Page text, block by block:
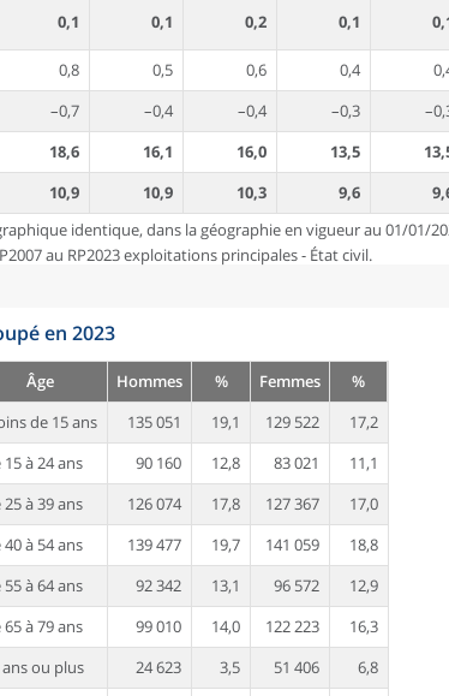
0,1 0,1 0,2 0,1
0,8 0,5 0,6 0,4
–0,7 –0,4 –0,4 –0,3
18,6 16,1 16,0 13,5
10,9 10,9 10,3 9,6
identique, dans la géographie en vigueur au 01/01/
au RP2023 exploitations principales - État civil.
en 2023
Âge Hommes % Femmes
%
de 15 ans
135 051 19,1 129 522
17,2
15 à 24 ans
90 160 12,8 83 021
11,1
25 à 39 ans
126 074 17,8 127 367
17,0
40 à 54 ans
139 477 19,7 141 059
18,8
55 à 64 ans
92 342 13,1 96 572
12,9
65 à 79 ans
99 010 14,0 122 223
16,3
ans ou plus
24 623 3,5 51 406
6,8